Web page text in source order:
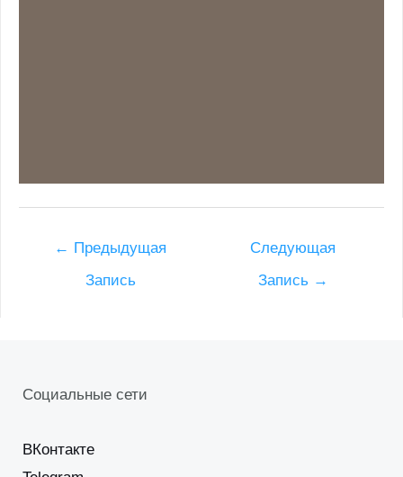
← Предыдущая
Запись
Следующая
Запись →
Социальные сети
ВКонтакте